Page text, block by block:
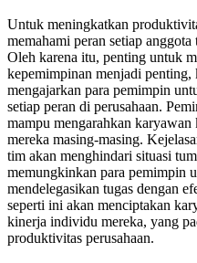
Untuk meningkatkan
memahami peran setiap
Oleh karena itu, penting untuk
kepemimpinan menjadi penting,
mengajarkan para pemimpin
setiap peran di perusahaan.
mampu mengarahkan
mereka masing-masing.
tim akan menghindari situasi
memungkinkan para pemimpin
mendelegasikan tugas dengan
seperti ini akan menciptakan
kinerja individu mereka, yang
produktivitas perusahaan.